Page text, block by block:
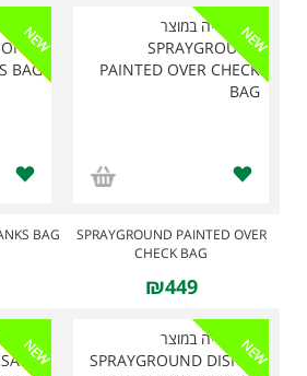
NEW
SPRAYGROUND PAINTED OVER
CHECK BAG
₪449
NEW
BAG
NEW
NEW